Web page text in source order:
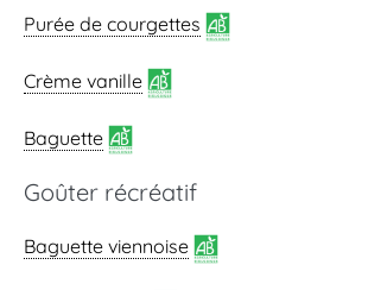
Purée de courgettes
Crème vanille
Baguette
Goûter récréatif
Baguette viennoise